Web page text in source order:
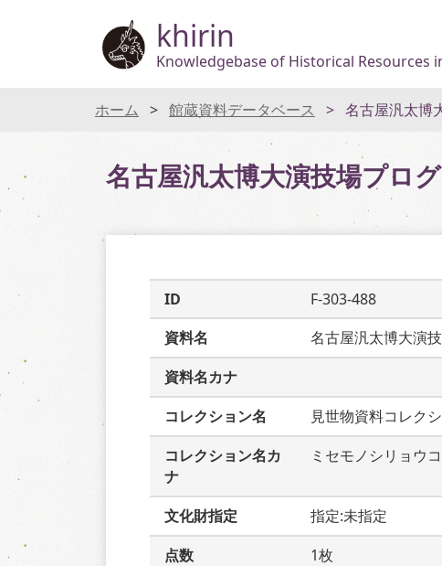
khirin
Knowledgebase of Historical Resources
ホーム 館蔵資料データベース 名古屋汎太博
名古屋汎太博大演技場プロ
ID
F-303-488
資料名
名古屋汎太博大演
資料名カナ
コレクション名
見世物資料コレク
コレクション名カ
ナ
ミセモノシリョウ
文化財指定
指定:未指定
点数
1枚